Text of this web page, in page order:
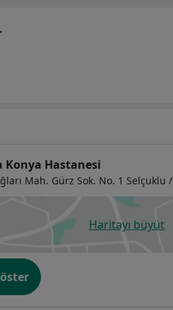
Konya Hastanesi
Mah. Gürz Sok. No. 1 Selçuklu
Haritayı büyüt
yeni bir